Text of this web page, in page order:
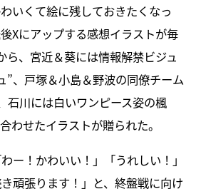
いくて絵に残しておきたくなっ
Xにアップする感想イラストが毎
ら、宮近＆葵には情報解禁ビジュ
”、戸塚＆小島＆野波の同僚チーム
石川には白いワンピース姿の楓
わせたイラストが贈られた。
ー！かわいい！」「うれしい！」
頑張ります！」と、終盤戦に向け